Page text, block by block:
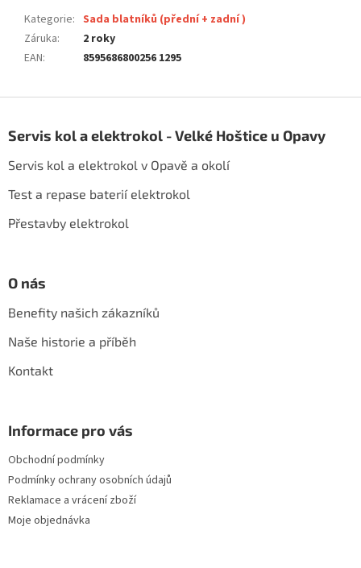
Kategorie: Sada blatníků (přední + zadní )
Záruka:
2 roky
EAN: 8595686800256 1295
pServis kol a elektrokol - Velké Hoštice u Opavy
Servis kol a elektrokol v Opavě a okolí
Test a repase baterií elektrokol
Přestavby elektrokol
O nás
Benefity našich zákazníků
Naše historie a příběh
Kontakt
Informace pro vás
Obchodní podmínky
Podmínky ochrany osobních údajů
Reklamace a vrácení zboží
Moje objednávka